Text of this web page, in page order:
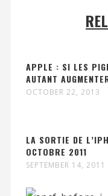
APPLE : SI LES
AUTANT
OCTOBER 22, 2013
LA SORTIE DE
OCTOBRE 2011
SEPTEMBER 14, 2011